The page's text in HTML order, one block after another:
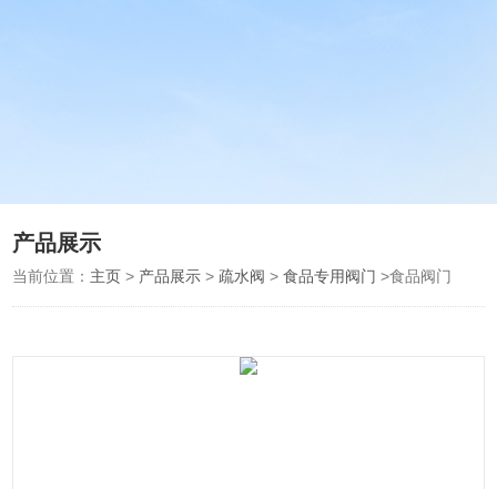
产品展示
当前位置： 主页 > 产品展示 > 疏水阀 >食品专用阀门 >食品阀门